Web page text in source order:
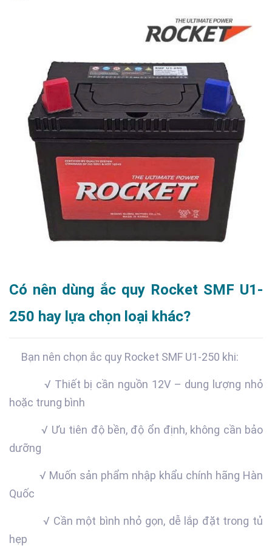
Có nên dùng ắc quy Rocket SMF U1-
250 hay lựa chọn loại khác?
Bạn nên chọn ắc quy Rocket SMF U1-250 khi:
√ Thiết bị cần nguồn 12V – dung lượng nhỏ
hoặc trung bình
√ Ưu tiên độ bền, độ ổn định, không cần bảo
dưỡng
√ Muốn sản phẩm nhập khẩu chính hãng Hàn
Quốc
√ Cần một bình nhỏ gọn, dễ lắp đặt trong tủ
hẹp